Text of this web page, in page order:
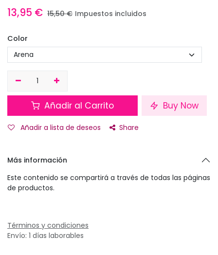
13,95 € 15,50€ Impuestos incluidos
Color
Añadir al Carrito Buy Now
Añadir a lista de deseos Share
Más información
Este contenido se compartirá a través de todas las páginas
de productos.
Términos y condiciones
Envío: 1 días laborables